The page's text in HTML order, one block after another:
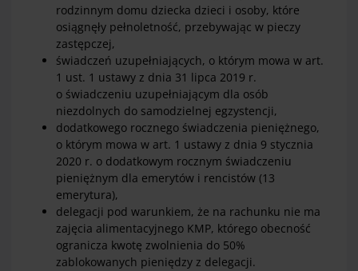
rodzinnym domu dziecka dzieci i osoby, które
osiągnęły pełnoletność, przebywając w pieczy
zastępczej,
świadczeń uzupełniających, o którym mowa w art.
1 ust. 1 ustawy z dnia 31 lipca 2019 r.
o świadczeniu uzupełniającym dla osób
niezdolnych do samodzielnej egzystencji,
dodatkowego rocznego świadczenia pieniężnego,
o którym mowa w art. 1 ustawy z dnia 9 stycznia
2020 r. o dodatkowym rocznym świadczeniu
pieniężnym dla emerytów i rencistów (13
emerytura),
delegacji pod warunkiem, że na rachunku nie ma
zajęcia alimentacyjnego KMP, którego obecność
ogranicza kwotę zwolnienia do 50%
zablokowanych pieniędzy z delegacji.